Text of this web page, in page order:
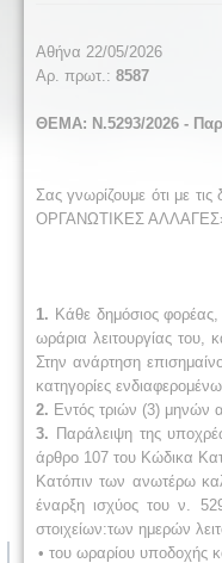
Αθήνα 22/05/2026
Αρ. πρωτ.: 8587
ΘΕΜΑ: Ν.5293/2026 -
Σας γνωρίζουμε ότι με
ΟΡΓΑΝΩΤΙΚΕΣ ΑΛΛΑΓΕΣ»
1. Κάθε δημόσιος φορέας,
ωράρια λειτουργίας του,
Στην ανάρτηση
κατηγορίες
2. Εντός τριών (3) μηνών
3. Παράλειψη της
άρθρο 107 του Κώδικα
Κατόπιν των ανωτέρω
έναρξη ισχύος του ν.
στοιχείων:των ημερών
• του ωραρίου υποδοχής